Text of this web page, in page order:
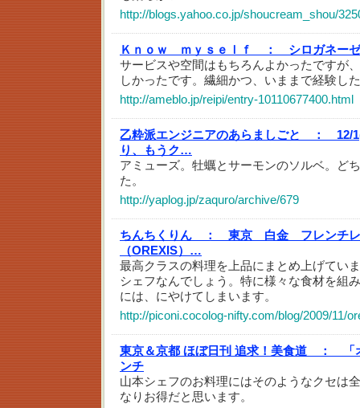
http://blogs.yahoo.co.jp/shoucream_shou/
Ｋｎｏｗ ｍｙｓｅｌｆ ：
シロガネーゼ
サービスや空間はもちろんよかったですが
しかったです。繊細かつ、いままで経験し
http://ameblo.jp/reipi/entry-10110677400.html
乙粋派エンジニアのあらましごと ：
12/
り、もうク…
アミューズ。牡蠣とサーモンのソルベ。ど
た。
http://yaplog.jp/zaquro/archive/679
ちんちくりん ：
東京 白金 フレンチ
（OREXIS）…
最高クラスの料理を上品にまとめ上げてい
シェフなんでしょう。特に様々な食材を組
には、にやけてしまいます。
http://piconi.cocolog-nifty.com/blog/2009/11/
東京＆京都 ほぼ日刊 追求！美食道 ：
ンチ
山本シェフのお料理にはそのようなクセは
なりお得だと思います。